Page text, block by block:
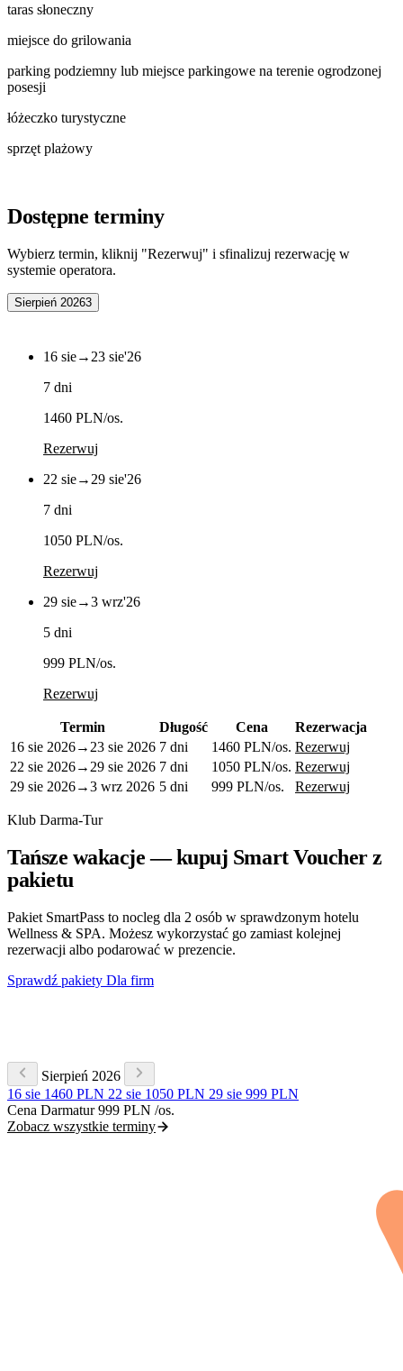
taras słoneczny
miejsce do grilowania
parking podziemny lub miejsce parkingowe na terenie ogrodzonej
posesji
łóżeczko turystyczne
sprzęt plażowy
Dostępne terminy
Wybierz termin, kliknij "Rezerwuj" i sfinalizuj rezerwację w
systemie operatora.
Sierpień 20263
16 sie→ 23 sie'26
7 dni
1460 PLN/os.
Rezerwuj
22 sie→ 29 sie'26
7 dni
1050 PLN/os.
Rezerwuj
29 sie→3 wrz'26
5 dni
999 PLN/os.
Rezerwuj
Termin Długość Cena
Rezerwacja
16 sie 2026→ 23 sie 2026 7 dni 1460 PLN/os. Rezerwuj
22 sie 2026→ 29 sie 2026 7 dni 1050 PLN/os. Rezerwuj
29 sie 2026→3 wrz 2026 5 dni 999 PLN/os. Rezerwuj
Klub Darma-Tur
Tańsze wakacje — kupuj Smart Voucher z
pakietu
Pakiet SmartPass to nocleg dla 2 osób w sprawdzonym hotelu
Wellness & SPA. Możesz wykorzystać go zamiast kolejnej
rezerwacji albo podarować w prezencie.
Sprawdź pakiety Dla firm
Sierpień 2026
16 sie 1460 PLN 22 sie 1050 PLN 29 sie 999 PLN
Cena Darmatur999 PLN /os.
Zobacz wszystkie terminy